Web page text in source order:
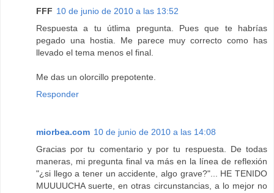
FFF 10 de junio de 2010 a las 13:52
Respuesta a tu útlima pregunta. Pues que te habrías
pegado una hostia. Me parece muy correcto como has
llevado el tema menos el final.
Me das un olorcillo prepotente.
Responder
miorbea.com 10 de junio de 2010 a las 14:08
Gracias por tu comentario y por tu respuesta. De todas
maneras, mi pregunta final va más en la línea de reflexión
"¿si llego a tener un accidente, algo grave?"... HE TENIDO
MUUUUCHA suerte, en otras circunstancias, a lo mejor no